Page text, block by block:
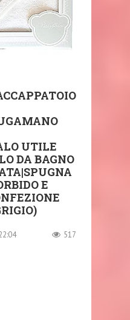
UTILE
DA BAGNO
E
517